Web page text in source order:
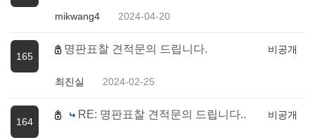
mikwang4 2024-04-20
165
명판표찰 견적문의 드립니다.
최진실 2024-02-25
비공개
164
RE: 명판표찰 견적문의 드립니다.. 비공개